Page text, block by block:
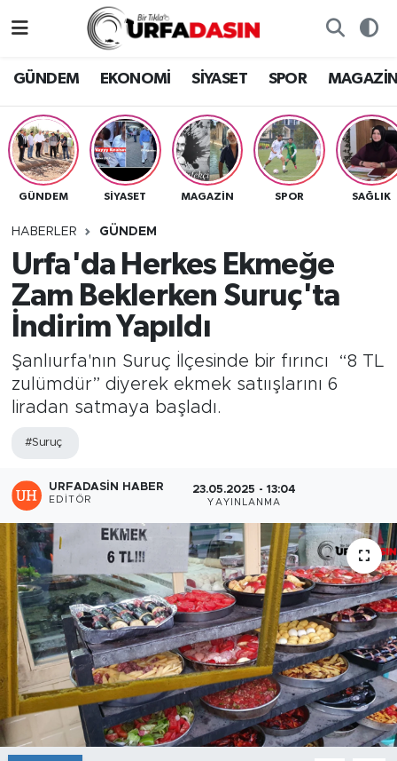
GÜNDEM EKONOMİ SİYASET SPOR
GÜNDEM SİYASET MAGAZİN SPOR SAĞLIK
HABERLER GÜNDEM
Urfa'da Herkes Ekmeğe
Zam Beklerken Suruç'ta
İndirim Yapıldı
Şanlıurfa'nın Suruç İlçesinde bir fırıncı “8 TL
zulümdür” diyerek ekmek satıışlarını 6
liradan satmaya başladı.
#Suruç
URFADASIN HABER
EDITÖR
23.05.2025 - 13:04
YAYINLANMA
EKONOMİ
SİYASET
SPOR
SAĞLIK
TEKNOLOJİ
OTOMOBİL
Gizlilik ve Güvenlik Politikası
İletişim
Nöbetçi Eczaneler
Hava Durumu
Namaz Vakitleri
Trafik Durumu
Tüm Manşetler
Son Dakika Haberleri
Haber Arşivi